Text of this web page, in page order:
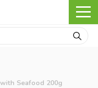
Seafood 200g